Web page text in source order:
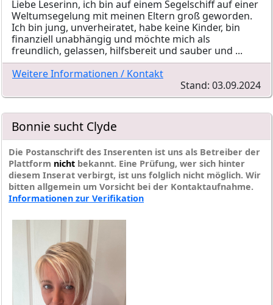
Liebe Leserinn, ich bin auf einem Segelschiff auf einer
Weltumsegelung mit meinen Eltern groß geworden.
Ich bin jung, unverheiratet, habe keine Kinder, bin
finanziell unabhängig und möchte mich als
freundlich, gelassen, hilfsbereit und sauber und ...
Weitere Informationen / Kontakt
Stand: 03.09.2024
Bonnie sucht Clyde
Die Postanschrift des Inserenten ist uns als Betreiber der
Plattform nicht bekannt. Eine Prüfung, wer sich hinter
diesem Inserat verbirgt, ist uns folglich nicht möglich. Wir
bitten allgemein um Vorsicht bei der Kontaktaufnahme.
Informationen zur Verifikation